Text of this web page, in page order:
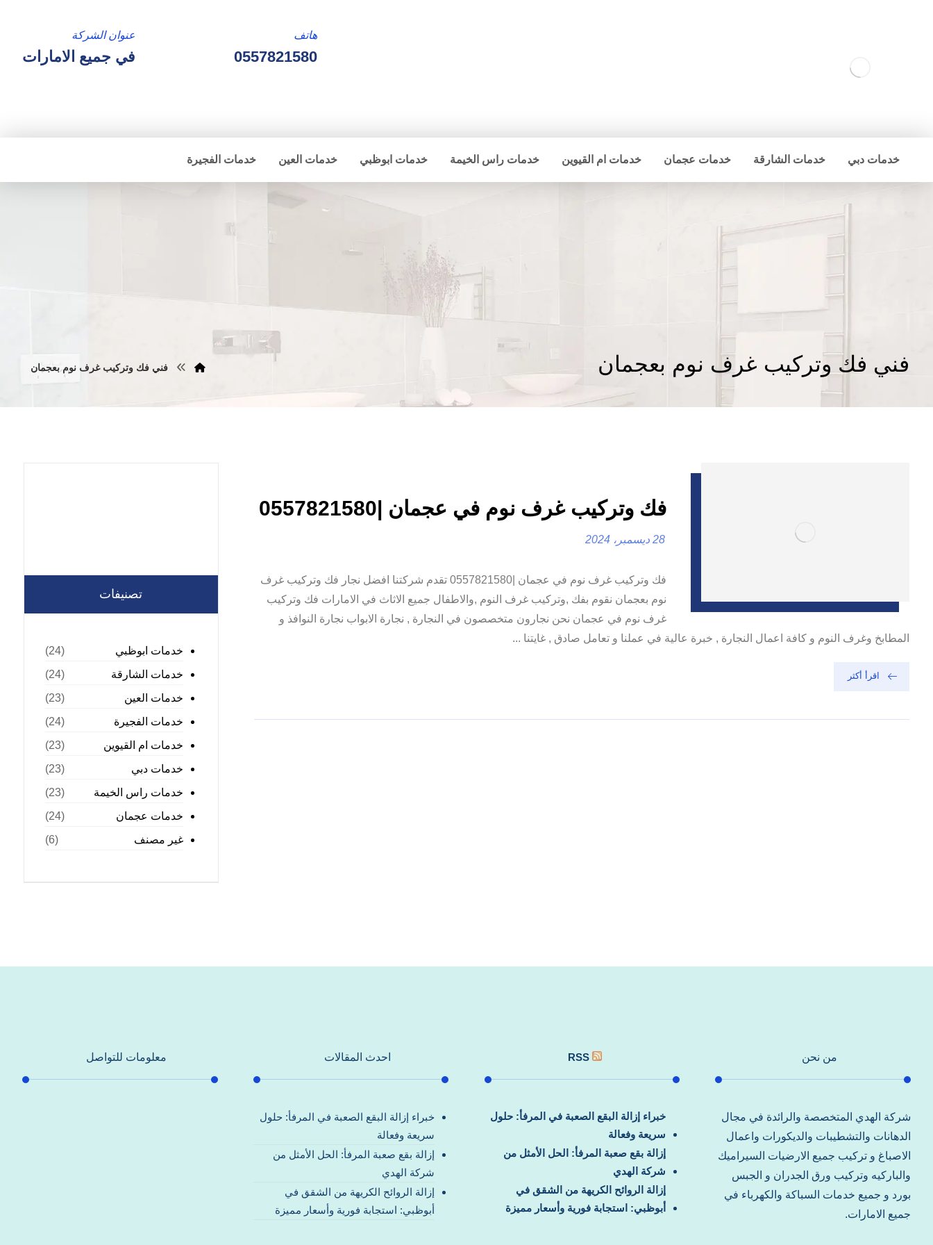
عنوان الشركة
في جميع الامارات
هاتف
0557821580
خدمات دبي خدمات الشارقة خدمات عجمان خدمات ام القيوين خدمات راس الخيمة خدمات ابوظبي خدمات العين خدمات الفجيرة
فني فك وتركيب غرف نوم بعجمان فني فك وتركيب غرف نوم بعجمان
فك وتركيب غرف نوم في عجمان |0557821580
28 ديسمبر، 2024
فك وتركيب غرف نوم في عجمان |0557821580 تقدم شركتنا افضل نجار فك وتركيب غرف
نوم بعجمان نقوم بفك ,وتركيب غرف النوم ,والاطفال جميع الاثاث في الامارات فك وتركيب
غرف نوم في عجمان نحن نجارون متخصصون في النجارة , نجارة الابواب نجارة النوافذ و
المطابخ وغرف النوم و كافة اعمال النجارة , خبرة عالية في عملنا و تعامل صادق , غايتنا ...
اقرأ أكثر
تصنيفات
خدمات ابوظبي
(24)
خدمات الشارقة
(24)
خدمات العين
(23)
خدمات الفجيرة
(24)
خدمات ام القيوين
(23)
خدمات دبي
(23)
خدمات راس الخيمة
(23)
خدمات عجمان
(24)
غير مصنف
(6)
من نحن
شركة الهدي المتخصصة والرائدة في مجال
الدهانات والتشطيبات والديكورات واعمال
الاصباغ و تركيب جميع الارضيات السيراميك
والباركيه وتركيب ورق الجدران و الجبس
بورد و جميع خدمات السباكة والكهرباء في
جميع الامارات.
RSS
خبراء إزالة البقع الصعبة في المرفأ: حلول
سريعة وفعالة
إزالة بقع صعبة المرفأ: الحل الأمثل من
شركة الهدي
إزالة الروائح الكريهة من الشقق في
أبوظبي: استجابة فورية وأسعار مميزة
احدث المقالات
خبراء إزالة البقع الصعبة في المرفأ: حلول
سريعة وفعالة
إزالة بقع صعبة المرفأ: الحل الأمثل من
شركة الهدي
إزالة الروائح الكريهة من الشقق في
أبوظبي: استجابة فورية وأسعار مميزة
معلومات للتواصل